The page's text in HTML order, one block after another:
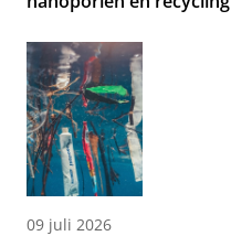
09 juli 2026